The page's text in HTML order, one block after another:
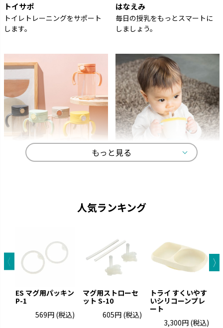
トイサポ
トイレトレーニングをサポート
します。
はなえみ
毎日の授乳をもっとスマートに
しましょう。
もっと見る
人気ランキング
ES マグ用パッキン
P-1
569円 (税込)
マグ用ストローセ
ット S-10
605円 (税込)
トライ すくいやす
いシリコーンプレ
ート
3,300円 (税込)